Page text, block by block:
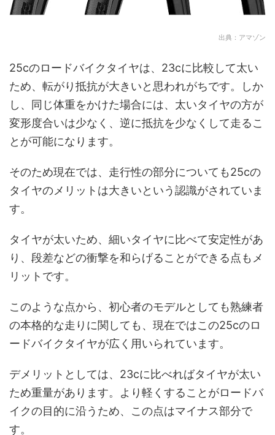
出典：アマゾン
25cのロードバイクタイヤは、23cに比較して太い
ため、転がり抵抗が大きいと思われがちです。しか
し、同じ体重をかけた場合には、太いタイヤの方が
変形度合いは少なく、逆に抵抗を少なくして走るこ
とが可能になります。
そのため現在では、走行性の部分についても25cの
タイヤのメリットは大きいという認識がされていま
す。
タイヤが太いため、細いタイヤに比べて安定性があ
り、段差などの衝撃を和らげることができる点もメ
リットです。
このような点から、初心者のモデルとしても熟練者
の本格的な走りに関しても、現在ではこの25cのロ
ードバイクタイヤが広く用いられています。
デメリットとしては、23cに比べればタイヤが太い
ため重量があります。より軽くすることがロードバ
イクの目的に沿うため、この点はマイナス部分で
す。